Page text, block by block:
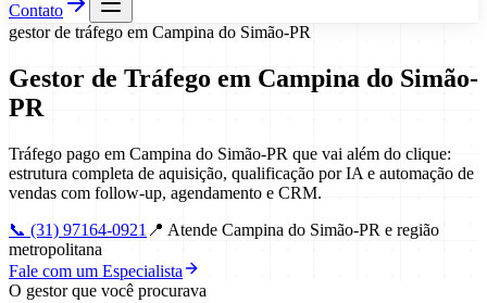
Contato
gestor de tráfego em Campina do Simão-PR
Gestor de Tráfego em Campina do Simão-
PR
Tráfego pago em Campina do Simão-PR que vai além do clique:
estrutura completa de aquisição, qualificação por IA e automação de
vendas com follow-up, agendamento e CRM.
📞 (31) 97164-0921 📍 Atende Campina do Simão-PR e região
metropolitana
Fale com um Especialista
O gestor que você procurava